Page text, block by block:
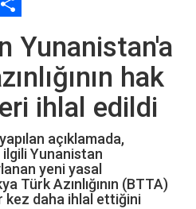
Yunanistan'a
hak
ihlal edildi
açıklamada,
Yunanistan
yeni yasal
Türk Azınlığının (BTTA)
kez daha ihlal ettiğini